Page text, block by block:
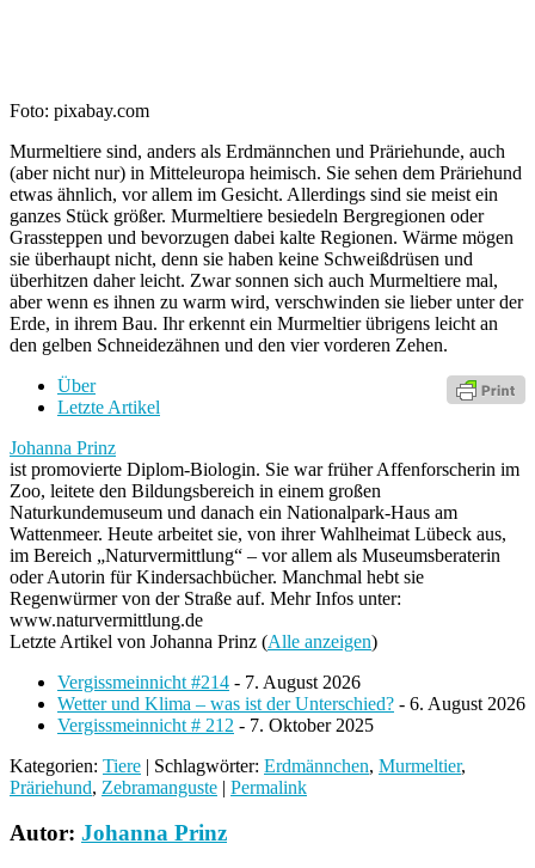
Foto: pixabay.com
Murmeltiere sind, anders als Erdmännchen und Präriehunde, auch
(aber nicht nur) in Mitteleuropa heimisch. Sie sehen dem Präriehund
etwas ähnlich, vor allem im Gesicht. Allerdings sind sie meist ein
ganzes Stück größer. Murmeltiere besiedeln Bergregionen oder
Grassteppen und bevorzugen dabei kalte Regionen. Wärme mögen
sie überhaupt nicht, denn sie haben keine Schweißdrüsen und
überhitzen daher leicht. Zwar sonnen sich auch Murmeltiere mal,
aber wenn es ihnen zu warm wird, verschwinden sie lieber unter der
Erde, in ihrem Bau. Ihr erkennt ein Murmeltier übrigens leicht an
den gelben Schneidezähnen und den vier vorderen Zehen.
Über
Letzte Artikel
Johanna Prinz
ist promovierte Diplom-Biologin. Sie war früher Affenforscherin im
Zoo, leitete den Bildungsbereich in einem großen
Naturkundemuseum und danach ein Nationalpark-Haus am
Wattenmeer. Heute arbeitet sie, von ihrer Wahlheimat Lübeck aus,
im Bereich „Naturvermittlung“ – vor allem als Museumsberaterin
oder Autorin für Kindersachbücher. Manchmal hebt sie
Regenwürmer von der Straße auf. Mehr Infos unter:
www.naturvermittlung.de
Letzte Artikel von Johanna Prinz (Alle anzeigen)
Vergissmeinnicht #214 - 7. August 2026
Wetter und Klima – was ist der Unterschied? - 6. August 2026
Vergissmeinnicht # 212 - 7. Oktober 2025
Kategorien: Tiere | Schlagwörter: Erdmännchen, Murmeltier,
Präriehund, Zebramanguste | Permalink
Autor: Johanna Prinz